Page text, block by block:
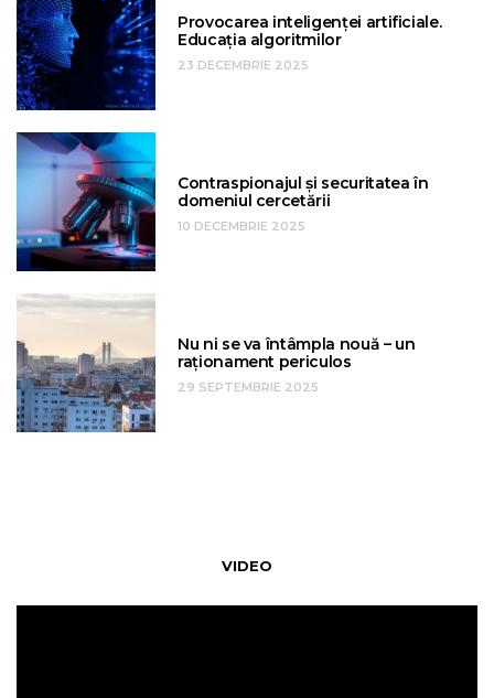
Provocarea inteligenței artificiale.
Educația algoritmilor
23 DECEMBRIE 2025
Contraspionajul și securitatea în
domeniul cercetării
10 DECEMBRIE 2025
Nu ni se va întâmpla nouă – un
raționament periculos
29 SEPTEMBRIE 2025
VIDEO